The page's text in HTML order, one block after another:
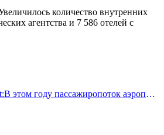
количество внутренних
агентства и 7 586 отелей с
Next:В этом году пассажиропоток аэропорта Шэньчжэня превысил 3 миллиона человек, установив новый рекорд за аналогичный период.